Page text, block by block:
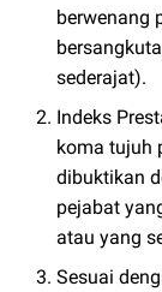
berwenang
sederajat).
Indeks
koma tujuh
dibuktikan
pejabat
atau yang
Sesuai